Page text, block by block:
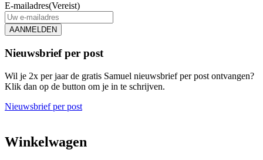
E-mailadres(Vereist)
AANMELDEN
Nieuwsbrief per post
Wil je 2x per jaar de gratis Samuel nieuwsbrief per post ontvangen?
Klik dan op de button om je in te schrijven.
Nieuwsbrief per post
Winkelwagen